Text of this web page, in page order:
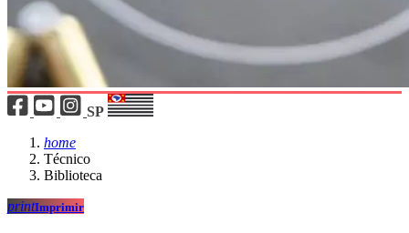
SP
home
Técnico
Biblioteca
printImprimir